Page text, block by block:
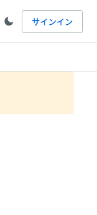
サインイン